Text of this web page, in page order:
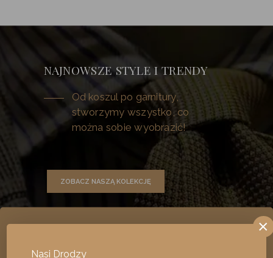
NAJNOWSZE STYLE I TRENDY
Od koszul po garnitury,
stworzymy wszystko, co
można sobie wyobrazić!
ZOBACZ NASZĄ KOLEKCJĘ
Nasi Drodzy
×